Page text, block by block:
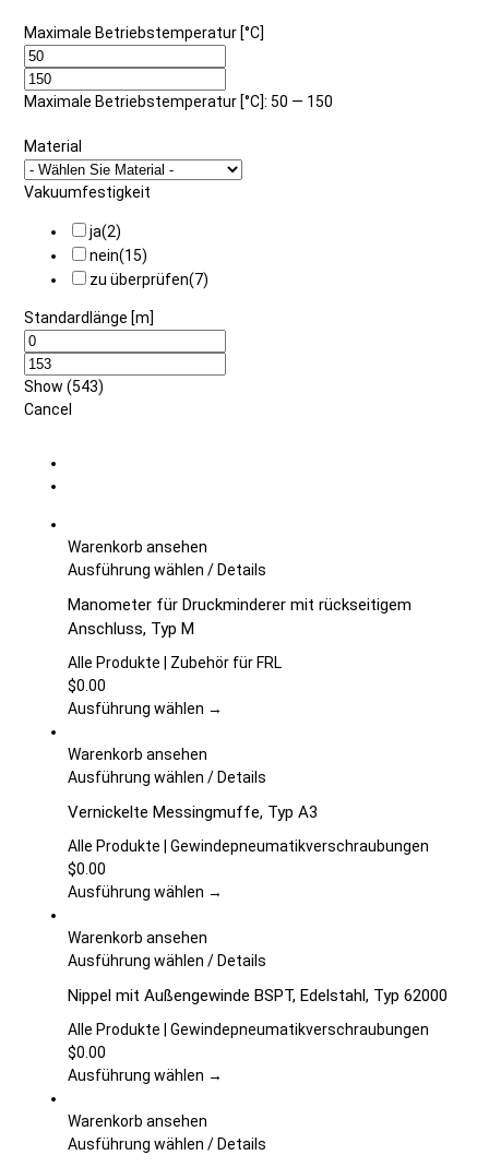
Maximale Betriebstemperatur [°C]
Maximale Betriebstemperatur [°C]: 50 — 150
Material
Vakuumfestigkeit
ja(2)
nein(15)
zu überprüfen(7)
Standardlänge [m]
Show(543)
Cancel
Warenkorb ansehen
Ausführung wählen Dieses
weist
Varianten
Die
auf
Produktseite
gewählt
/Details
Manometer für Druckminderer mit rückseitigem
Anschluss, Typ M
Alle Produkte | Zubehör für FRL
$0.00
Ausführung wählen →
Warenkorb ansehen
Ausführung wählen Dieses
weist
mehrere
auf.
können
der
Produktseite
werden
/Details
Vernickelte Messingmuffe, Typ A3
Alle Produkte | Gewindepneumatikverschraubungen
$0.00
Ausführung wählen →
Warenkorb ansehen
Ausführung wählen Dieses
weist
mehrere
auf.
können
/Details
Nippel mit Außengewinde BSPT, Edelstahl, Typ 62000
Alle Produkte | Gewindepneumatikverschraubungen
$0.00
Ausführung wählen →
Warenkorb ansehen
Ausführung wählen Dieses
/Details